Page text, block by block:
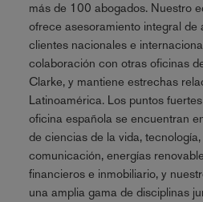
más de 100 abogados. Nuestro
ofrece asesoramiento integral de
clientes nacionales e
colaboración con otras oficinas
Clarke, y mantiene estrechas
Latinoamérica. Los puntos
oficina española se encuentran
de ciencias de la vida,
comunicación, energías
financieros e inmobiliario, y
una amplia gama de disciplinas